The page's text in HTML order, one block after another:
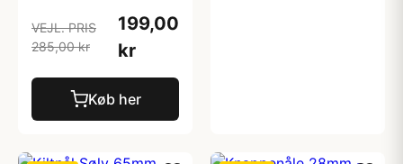
VEJL. PRIS
285,00 kr
199,00
kr
Køb her